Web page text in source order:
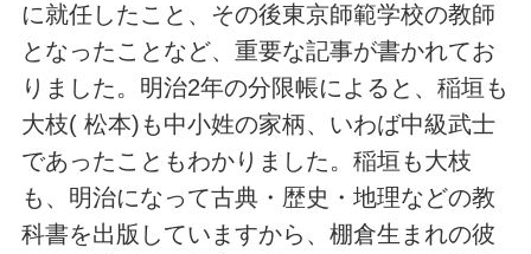
に就任したこと、その後東京師範学校の教師
となったことなど、重要な記事が書かれてお
りました。明治2年の分限帳によると、稲垣も
大枝( 松本)も中小姓の家柄、いわば中級武士
であったこともわかりました。稲垣も大枝
も、明治になって古典・歴史・地理などの教
科書を出版していますから、棚倉生まれの彼